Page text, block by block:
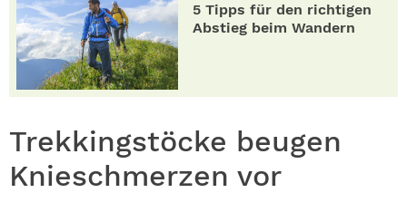
5 Tipps für den richtigen
Abstieg beim Wandern
Trekkingstöcke beugen
Knieschmerzen vor